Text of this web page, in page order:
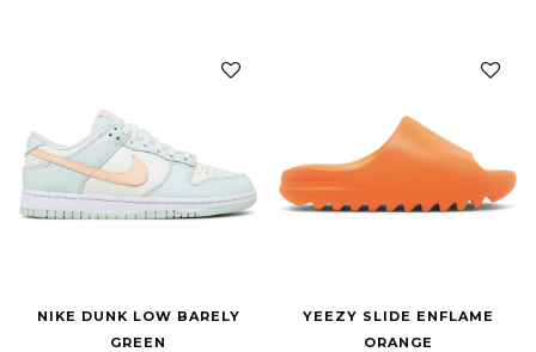
NIKE DUNK LOW BARELY
GREEN
YEEZY SLIDE ENFLAME
ORANGE